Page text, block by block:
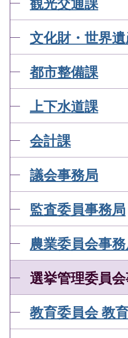
観光交通課
文化財・世界
都市整備課
上下水道課
会計課
議会事務局
監査委員事務局
農業委員会事
選挙管理委員
教育委員会 教